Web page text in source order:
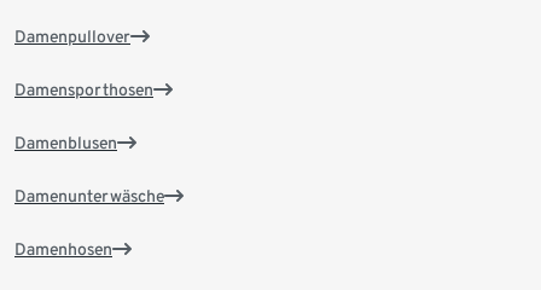
Damenpullover
Damensporthosen
Damenblusen
Damenunterwäsche
Damenhosen